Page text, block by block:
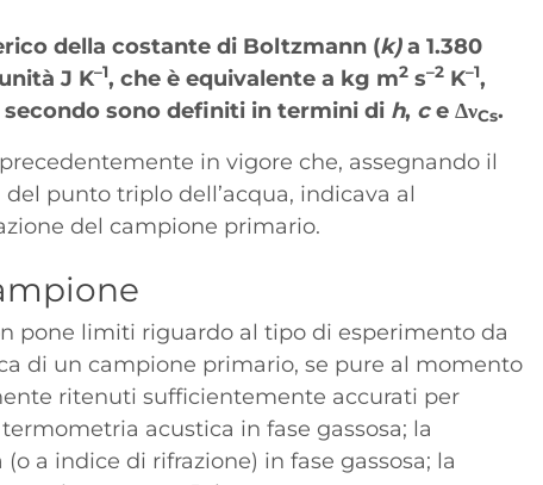
della costante di Boltzmann (k)a 1.380
J K–1, che è equivalente a kg m2 s–2 K–1,
sono definiti in termini di h, ce ΔνCs.
in vigore che, assegnando il
punto triplo dell’acqua, indicava al
del campione primario.
pone limiti riguardo al tipo di esperimento da
di un campione primario, se pure al momento
ritenuti sufficientemente accurati per
acustica in fase gassosa; la
a indice di rifrazione) in fase gassosa; la